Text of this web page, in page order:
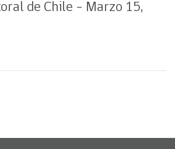
de Chile – Marzo 15,